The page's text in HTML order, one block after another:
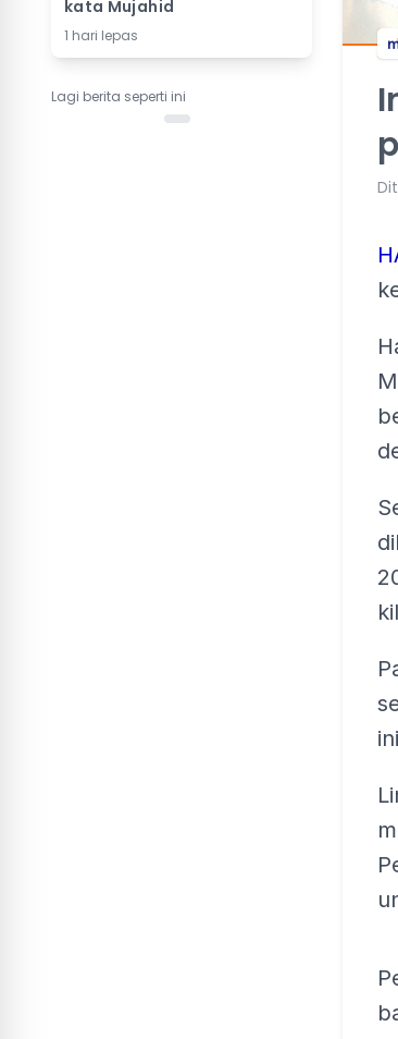
kata Mujahid
1 hari lepas
Lagi berita seperti ini